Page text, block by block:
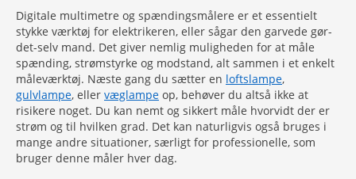
Digitale multimetre og spændingsmålere er et essentielt
stykke værktøj for elektrikeren, eller sågar den garvede gør-
det-selv mand. Det giver nemlig muligheden for at måle
spænding, strømstyrke og modstand, alt sammen i et enkelt
måleværktøj. Næste gang du sætter en loftslampe,
gulvlampe, eller væglampe op, behøver du altså ikke at
risikere noget. Du kan nemt og sikkert måle hvorvidt der er
strøm og til hvilken grad. Det kan naturligvis også bruges i
mange andre situationer, særligt for professionelle, som
bruger denne måler hver dag.